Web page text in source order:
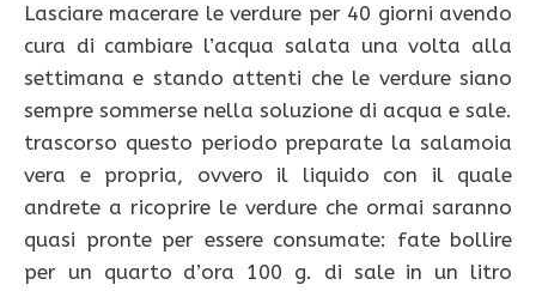
Lasciare macerare le verdure per 40 giorni avendo
cura di cambiare l’acqua salata una volta alla
settimana e stando attenti che le verdure siano
sempre sommerse nella soluzione di acqua e sale.
trascorso questo periodo preparate la salamoia
vera e propria, ovvero il liquido con il quale
andrete a ricoprire le verdure che ormai saranno
quasi pronte per essere consumate: fate bollire
per un quarto d’ora 100 g. di sale in un litro